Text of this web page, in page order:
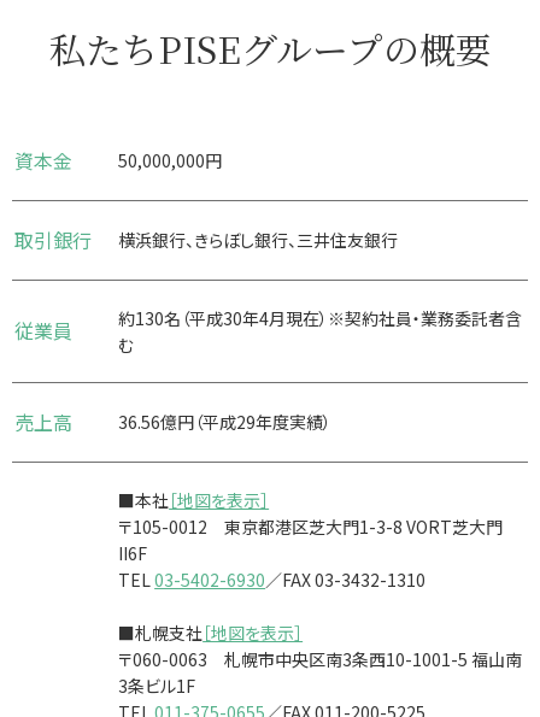
私たちPISEグループの概要
資本金 50,000,000円
取引銀行 横浜銀行、きらぼし銀行、三井住友銀行
従業員
約130名（平成30年4月現在）※契約社員・業務委託者含
む
売上高 36.56億円（平成29年度実績）
■本社［地図を表示］
〒105-0012 東京都港区芝大門1-3-8 VORT芝大門
II6F
TEL03-5402-6930／FAX 03-3432-1310
■札幌支社［地図を表示］
〒060-0063 札幌市中央区南3条西10-1001-5 福山南
3条ビル1F